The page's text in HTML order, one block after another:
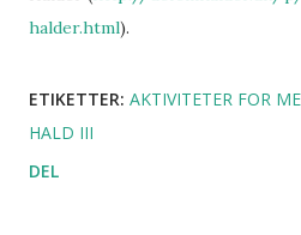
halder.html).
ETIKETTER: AKTIVITETER FOR
HALD III
DEL